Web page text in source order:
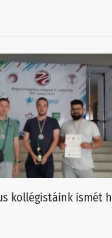
kollégistáink ismét